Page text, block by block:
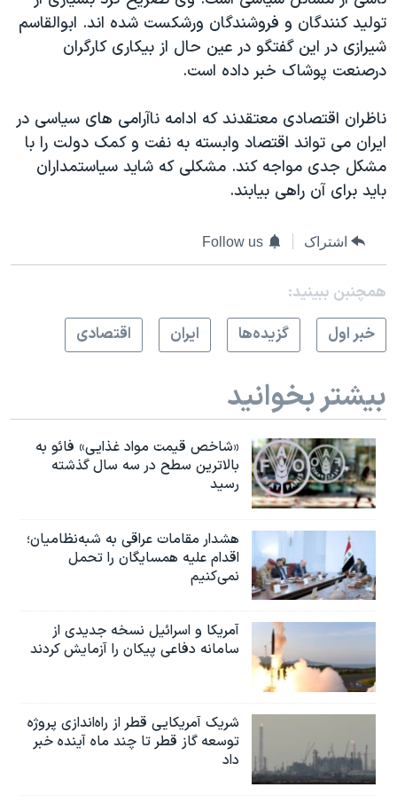
تولید کنندگان و فروشندگان ورشکست شده اند. ابوالقاسم
شیرازی در این گفتگو در عین حال از بیکاری کارگران
درصنعت پوشاک خبر داده است.
ناظران اقتصادی معتقدند که ادامه ناآرامی های سیاسی در
ایران می تواند اقتصاد وابسته به نفت و کمک دولت را با
مشکل جدی مواجه کند. مشکلی که شاید سیاستمداران
باید برای آن راهی بیابند.
اشتراک Follow us
همچنبن ببینید:
خبر اول
گزيده‌ها ايران اقتصادی
بیشتر بخوانید
«شاخص قیمت مواد غذایی» فائو به
بالاترین سطح در سه سال گذشته
رسید
هشدار مقامات عراقی به شبه‌نظامیان؛
اقدام علیه همسایگان را تحمل
نمی‌کنیم
آمریکا و اسرائیل نسخه جدیدی از
سامانه دفاعی پیکان را آزمایش کردند
شریک آمریکایی قطر از راه‌اندازی پروژه
توسعه گاز قطر تا چند ماه آینده خبر
داد